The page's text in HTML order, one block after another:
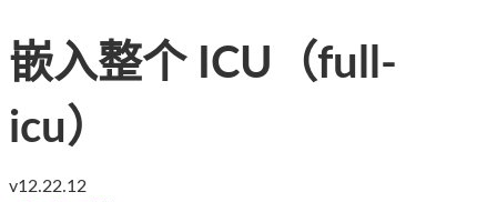
嵌入整个 ICU（full-
icu）
v12.22.12